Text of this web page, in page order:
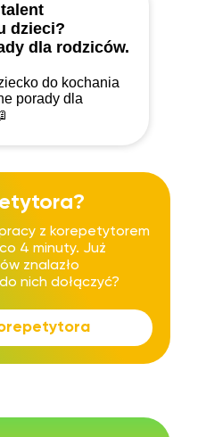
dzieci?
dla rodziców.
do kochania
porady dla
z korepetytorem
4 minuty. Już
znalazło
nich dołączyć?